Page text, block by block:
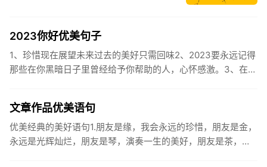
2023你好优美句子
1、珍惜现在展望未来过去的美好只需回味2、2023要永远记得
那些在你黑暗日子里曾经给予你帮助的人，心怀感激。3、在苦
文章作品优美语句
优美经典的美好语句1.朋友是缘，我会永远的珍惜，朋友是金，
永远是光辉灿烂，朋友是琴，演奏一生的美好，朋友是茶，品